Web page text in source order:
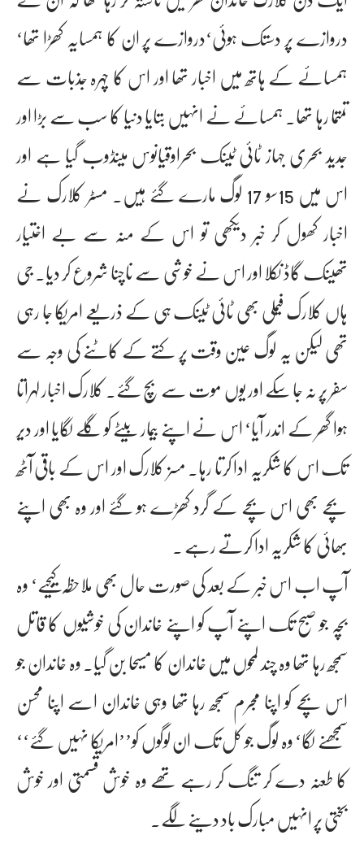
دروازے پر دستک ہوئی‘دروازے پر ان کا ہمسایہ کھڑا تھا‘
ہمسائے کے ہاتھ میں اخبار تھا اور اس کا چہرہ جذبات سے
تمتما رہا تھا۔ ہمسائے نے انہیں بتایا دنیا کا سب سے بڑا اور
جدید بحری جہاز ٹائی ٹینک بحراوقیانوس میںڈوب گیا ہے اور
اس میں 15سو 17 لوگ مارے گئے ہیں۔ مسٹر کلارک نے
اخبار کھول کر خبر دیکھی تو اس کے منہ سے بے اختیار
تھینک گاڈ نکلا اور اس نے خوشی سے ناچنا شروع کر دیا۔ جی
ہاں کلارک فیملی بھی ٹائی ٹینک ہی کے ذریعے امریکا جا رہی
تھی لیکن یہ لوگ عین وقت پر کتے کے کاٹنے کی وجہ سے
سفر پر نہ جا سکے اور یوں موت سے بچ گئے۔ کلارک اخبار لہراتا
ہوا گھر کے اندر آیا‘ اس نے اپنے بیمار بیٹے کو گلے لگایا اور دیر
تک اس کا شکریہ ادا کرتا رہا۔ مسز کلارک اور اس کے باقی آٹھ
بچے بھی اس بچے کے گرد کھڑے ہو گئے اور وہ بھی اپنے
بھائی کا شکریہ ادا کرتے رہے ۔
آپ اب اس خبر کے بعد کی صورت حال بھی ملاحظہ کیجیے‘ وہ
بچہ جو صبح تک اپنے آپ کو اپنے خاندان کی خوشیوں کا قاتل
سمجھ رہا تھا وہ چند لمحوں میں خاندان کا مسیحا بن گیا۔ وہ خاندان جو
اس بچے کو اپنا مجرم سمجھ رہا تھا وہی خاندان اسے اپنا محسن
سمجھنے لگا‘ وہ لوگ جو کل تک ان لوگوں کو’’امریکا نہیں گئے‘‘
کا طعنہ دے کر تنگ کر رہے تھے وہ خوش قسمتی اور خوش
بختی پر انہیں مبارک باد دینے لگے۔